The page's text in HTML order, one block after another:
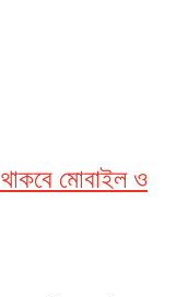
মোবাইল ও